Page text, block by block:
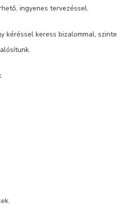
ingyenes tervezéssel.
kéréssel keress bizalommal, szinte